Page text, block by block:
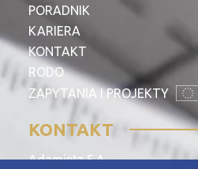
PORADNIK
KARIERA
KONTAKT
RODO
ZAPYTANIA I PROJEKTY
KONTAKT
Adamietz S.A.